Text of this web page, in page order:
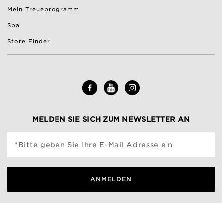
Mein Treueprogramm
Spa
Store Finder
MELDEN SIE SICH ZUM NEWSLETTER AN
*Bitte geben Sie Ihre E-Mail Adresse ein
ANMELDEN